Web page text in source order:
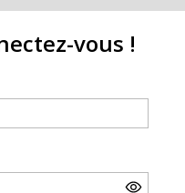
vous !